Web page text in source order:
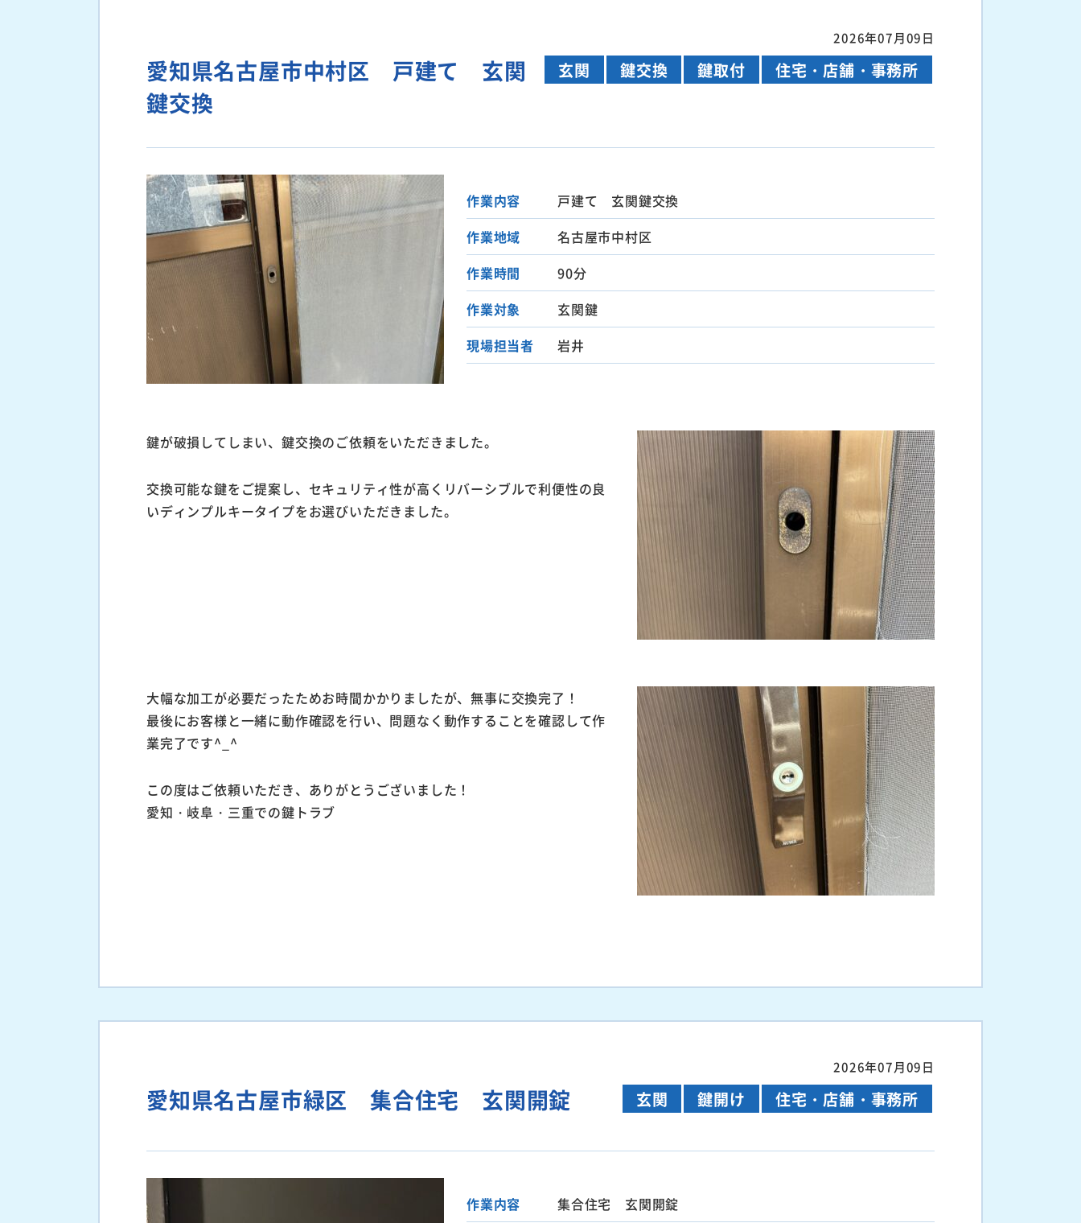
2026年07月09日
愛知県名古屋市中村区 戸建て 玄関
鍵交換
玄関 鍵交換 鍵取付 住宅・店舗・事務所
作業内容
戸建て 玄関鍵交換
作業地域
名古屋市中村区
作業時間
90分
作業対象
玄関鍵
現場担当者
岩井
鍵が破損してしまい、鍵交換のご依頼をいただきました。
交換可能な鍵をご提案し、セキュリティ性が高くリバーシブルで利便性の良
いディンプルキータイプをお選びいただきました。
大幅な加工が必要だったためお時間かかりましたが、無事に交換完了！
最後にお客様と一緒に動作確認を行い、問題なく動作することを確認して作
業完了です^_^
この度はご依頼いただき、ありがとうございました！
愛知・岐阜・三重での鍵トラブ
2026年07月09日
愛知県名古屋市緑区 集合住宅 玄関開錠 玄関 鍵開け 住宅・店舗・事務所
作業内容
集合住宅 玄関開錠